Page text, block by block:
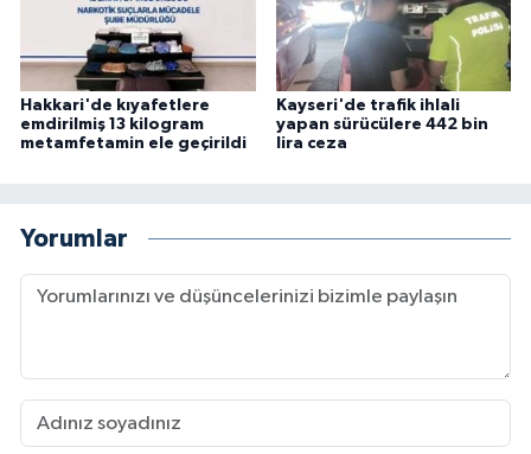
Hakkari'de kıyafetlere
emdirilmiş 13 kilogram
metamfetamin ele geçirildi
Kayseri'de trafik ihlali
yapan sürücülere 442 bin
lira ceza
Yorumlar